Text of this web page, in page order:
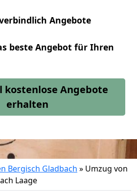
Angebote
beste Angebot für Ihren
kostenlose Angebote
erhalten
Bergisch Gladbach » Umzug von
Laage